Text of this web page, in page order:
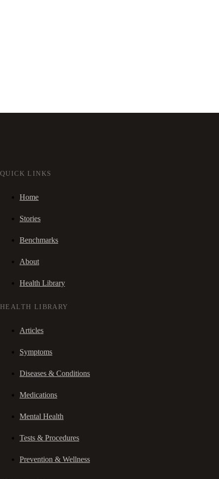
QUICK LINKS
Home
Stories
Benchmarks
About
Health Library
HEALTH LIBRARY
Articles
Symptoms
Diseases & Conditions
Medications
Mental Health
Tests & Procedures
Prevention & Wellness